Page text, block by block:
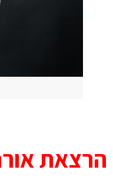
הרצאת